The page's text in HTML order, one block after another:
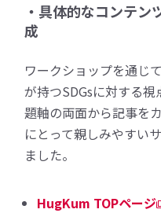
・具体的なコンテン
成
ワークショップを通じ
が持つSDGsに対する
題軸の両面から記事を
にとって親しみやすい
ました。
HugKum TOPページ